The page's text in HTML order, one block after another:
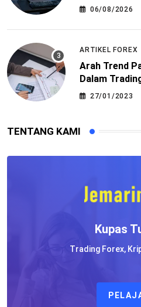
06/08/2026
ARTIKEL FOREX
Arah Trend
Dalam
27/01/2023
TENTANG KAMI
Kupas
Trading Forex,